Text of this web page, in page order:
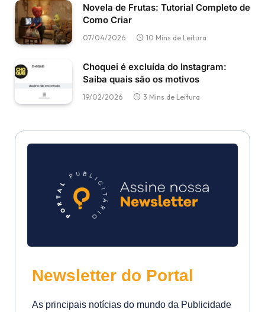
Novela de Frutas: Tutorial Completo de
Como Criar
07/04/2026 10 Mins de Leitura
Choquei é excluída do Instagram:
Saiba quais são os motivos
19/02/2026 3 Mins de Leitura
Newsletter do Portal
As principais notícias do mundo da Publicidade